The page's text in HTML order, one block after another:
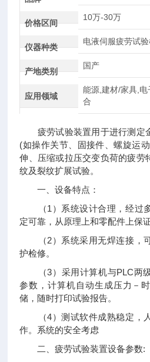
价格区间
10万-30万
仪器种类
电液伺服疲劳试
产地类别
国产
应用领域
能源,建材/家具,
合
疲劳试验装置用于进行测定
(如操作关节、固接件、螺旋运
伸、压缩或拉压交变负荷的疲劳
纹及裂纹扩展试验。
一、设备特点：
（1）系统设计合理，经过
定可靠，从原理上和零配件上保
（2）系统采用无焊连接，
护检修。
（3）采用计算机与PLC两
参数，计算机自动生成压力－
储，随时打印试验报告。
（4）测试软件成熟稳定，
作。系统的安全考虑
二、疲劳试验装置设备参数: